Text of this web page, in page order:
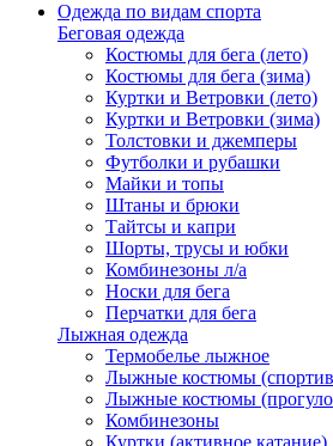
Одежда по видам спорта
Беговая одежда
Костюмы для бега (лето)
Костюмы для бега (зима)
Куртки и Ветровки (лето)
Куртки и Ветровки (зима)
Толстовки и джемперы
Футболки и рубашки
Майки и топы
Штаны и брюки
Тайтсы и капри
Шорты, трусы и юбки
Комбинезоны л/а
Носки для бега
Перчатки для бега
Лыжная одежда
Термобелье лыжное
Лыжные костюмы
Лыжные костюмы
Комбинезоны
Куртки (активное катание)